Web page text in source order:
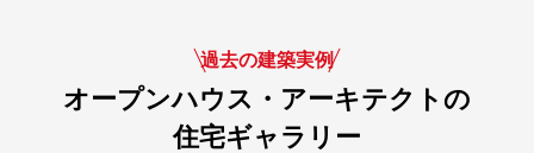
過去の建築実例
オープンハウス・アーキテクトの
住宅ギャラリー